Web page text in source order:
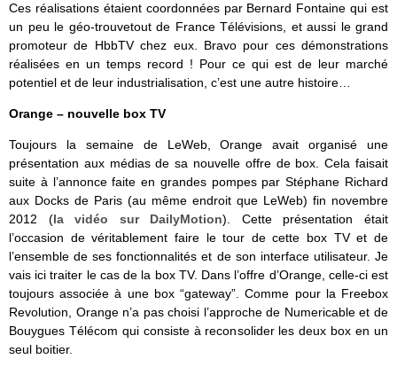
Ces réalisations étaient coordonnées par Bernard Fontaine qui est
un peu le géo-trouvetout de France Télévisions, et aussi le grand
promoteur de HbbTV chez eux. Bravo pour ces démonstrations
réalisées en un temps record ! Pour ce qui est de leur marché
potentiel et de leur industrialisation, c’est une autre histoire…
Orange – nouvelle box TV
Toujours la semaine de LeWeb, Orange avait organisé une
présentation aux médias de sa nouvelle offre de box. Cela faisait
suite à l’annonce faite en grandes pompes par Stéphane Richard
aux Docks de Paris (au même endroit que LeWeb) fin novembre
2012 (la vidéo sur DailyMotion). Cette présentation était
l’occasion de véritablement faire le tour de cette box TV et de
l’ensemble de ses fonctionnalités et de son interface utilisateur. Je
vais ici traiter le cas de la box TV. Dans l’offre d’Orange, celle-ci est
toujours associée à une box “gateway”. Comme pour la Freebox
Revolution, Orange n’a pas choisi l’approche de Numericable et de
Bouygues Télécom qui consiste à reconsolider les deux box en un
seul boitier.